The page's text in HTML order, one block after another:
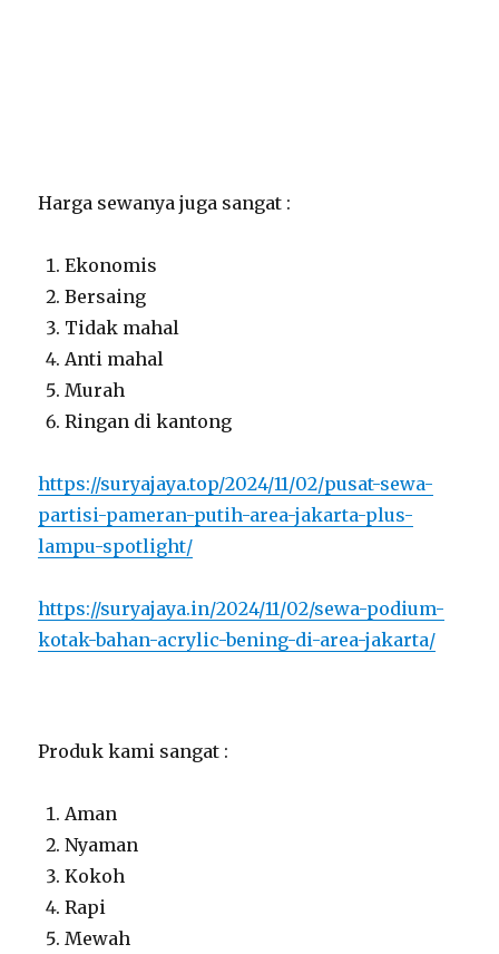
Harga sewanya juga sangat :
Ekonomis
Bersaing
Tidak mahal
Anti mahal
Murah
Ringan di kantong
https://suryajaya.top/2024/11/02/pusat-sewa-
partisi-pameran-putih-area-jakarta-plus-
lampu-spotlight/
https://suryajaya.in/2024/11/02/sewa-podium-
kotak-bahan-acrylic-bening-di-area-jakarta/
Produk kami sangat :
Aman
Nyaman
Kokoh
Rapi
Mewah